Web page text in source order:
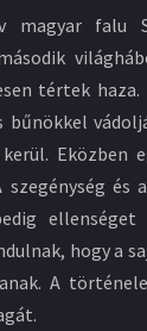
magyar falu
tértek haza.
Eközben
és
ellenséget
hogy a
A